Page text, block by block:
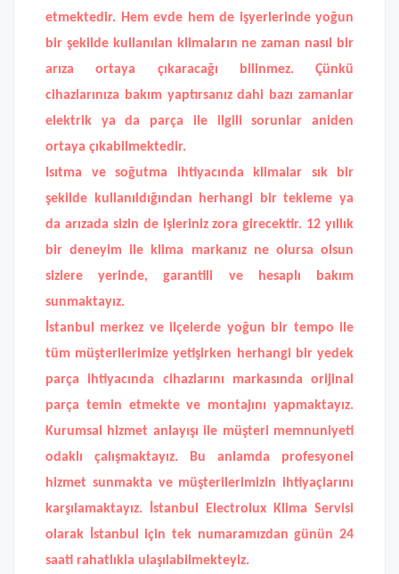
etmektedir. Hem evde hem de işyerlerinde yoğun
bir şekilde kullanılan klimaların ne zaman nasıl bir
arıza ortaya çıkaracağı bilinmez. Çünkü
cihazlarınıza bakım yaptırsanız dahi bazı zamanlar
elektrik ya da parça ile ilgili sorunlar aniden
ortaya çıkabilmektedir.
Isıtma ve soğutma ihtiyacında klimalar sık bir
şekilde kullanıldığından herhangi bir tekleme ya
da arızada sizin de işleriniz zora girecektir. 12 yıllık
bir deneyim ile klima markanız ne olursa olsun
sizlere yerinde, garantili ve hesaplı bakım
sunmaktayız.
İstanbul merkez ve ilçelerde yoğun bir tempo ile
tüm müşterilerimize yetişirken herhangi bir yedek
parça ihtiyacında cihazlarını markasında orijinal
parça temin etmekte ve montajını yapmaktayız.
Kurumsal hizmet anlayışı ile müşteri memnuniyeti
odaklı çalışmaktayız. Bu anlamda profesyonel
hizmet sunmakta ve müşterilerimizin ihtiyaçlarını
karşılamaktayız.
İstanbul Electrolux Klima Servisi
olarak İstanbul için tek numaramızdan günün 24
saati rahatlıkla ulaşılabilmekteyiz.